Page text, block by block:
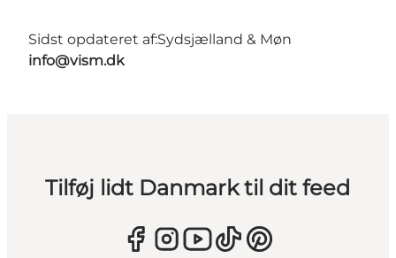
Sidst opdateret af:Sydsjælland & Møn
info@vism.dk
Tilføj lidt Danmark til dit feed